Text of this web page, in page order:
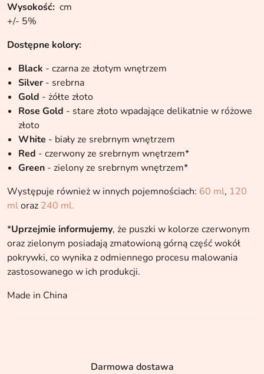
Wysokość: cm
+/- 5%
Dostępne kolory:
Black - czarna ze złotym wnętrzem
Silver - srebrna
Gold - żółte złoto
Rose Gold - stare złoto wpadające delikatnie w różowe
złoto
White - biały ze srebrnym wnętrzem
Red - czerwony ze srebrnym wnętrzem*
Green - zielony ze srebrnym wnętrzem*
Występuje również w innych pojemnościach: 60 ml, 120
mloraz 240 ml.
*Uprzejmie informujemy, że puszki w kolorze czerwonym
oraz zielonym posiadają zmatowioną górną część wokół
pokrywki, co wynika z odmiennego procesu malowania
zastosowanego w ich produkcji.
Made in China
Darmowa dostawa